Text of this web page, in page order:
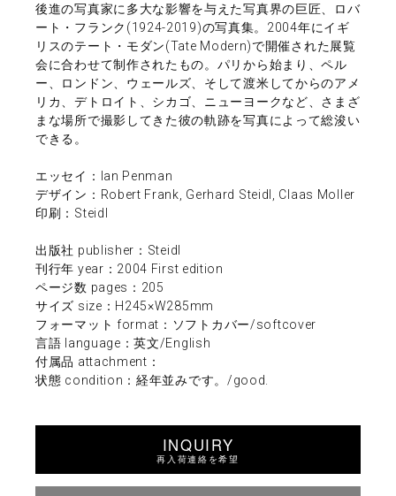
後進の写真家に多大な影響を与えた写真界の巨匠、ロバ
ート・フランク(1924-2019)の写真集。2004年にイギ
リスのテート・モダン(Tate Modern)で開催された展覧
会に合わせて制作されたもの。パリから始まり、ペル
ー、ロンドン、ウェールズ、そして渡米してからのアメ
リカ、デトロイト、シカゴ、ニューヨークなど、さまざ
まな場所で撮影してきた彼の軌跡を写真によって総浚い
できる。
エッセイ：Ian Penman
デザイン：Robert Frank, Gerhard Steidl, Claas Moller
印刷：Steidl
出版社 publisher：Steidl
刊行年 year：2004 First edition
ページ数 pages：205
サイズ size：H245×W285mm
フォーマット format：ソフトカバー/softcover
言語 language：英文/English
付属品 attachment：
状態 condition：経年並みです。/good.
INQUIRY
再入荷連絡を希望